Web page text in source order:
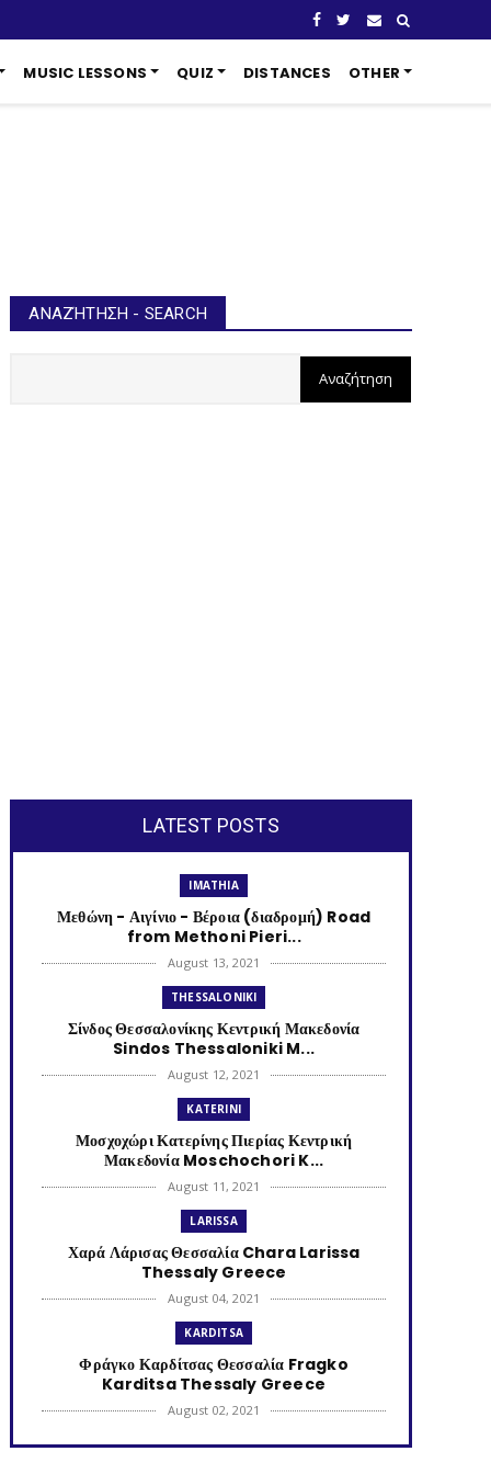
MUSIC LESSONS QUIZ DISTANCES OTHER
ΑΝΑΖΉΤΗΣΗ - SEARCH
LATEST POSTS
IMATHIA
Μεθώνη - Αιγίνιο - Βέροια (διαδρομή) Road
from Methoni Pieri...
August 13, 2021
THESSALONIKI
Σίνδος Θεσσαλονίκης Κεντρική Μακεδονία
Sindos Thessaloniki M...
August 12, 2021
KATERINI
Μοσχοχώρι Κατερίνης Πιερίας Κεντρική
Μακεδονία Moschochori K...
August 11, 2021
LARISSA
Χαρά Λάρισας Θεσσαλία Chara Larissa
Thessaly Greece
August 04, 2021
KARDITSA
Φράγκο Καρδίτσας Θεσσαλία Fragko
Karditsa Thessaly Greece
August 02, 2021
KATERINI